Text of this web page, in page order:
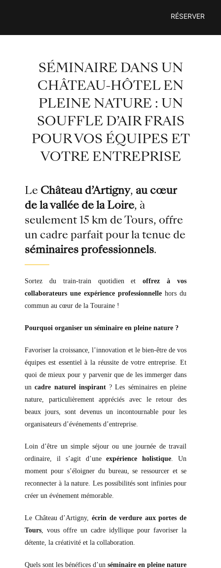
RÉSERVER
SÉMINAIRE DANS UN
CHÂTEAU-HÔTEL EN
PLEINE NATURE : UN
SOUFFLE D’AIR FRAIS
POUR VOS ÉQUIPES ET
VOTRE ENTREPRISE
Le Château d’Artigny,au cœur
de la vallée de la Loire, à
seulement 15 km de Tours, offre
un cadre parfait pour la tenue de
séminaires professionnels.
Sortez du train-train quotidien etoffrez à vos
collaborateurs une expérience professionnelle hors du
commun au cœur de la Touraine !
Pourquoi organiser un séminaire en pleine nature ?
Favoriser la croissance, l’innovation et le bien-être de vos
équipes est essentiel à la réussite de votre entreprise. Et
quoi de mieux pour y parvenir que de les immerger dans
uncadre naturel inspirant? Les séminaires en pleine
nature, particulièrement appréciés avec le retour des
beaux jours, sont devenus un incontournable pour les
organisateurs d’événements d’entreprise.
Loin d’être un simple séjour ou une journée de travail
ordinaire, il s’agit d’uneexpérience holistique. Un
moment pour s’éloigner du bureau, se ressourcer et se
reconnecter à la nature. Les possibilités sont infinies pour
créer un événement mémorable.
Le Château d’Artigny, écrin de verdure aux portes de
Tours, vous offre un cadre idyllique pour favoriser la
détente, la créativité et la collaboration.
Quels sont les bénéfices d’un séminaire en pleine nature